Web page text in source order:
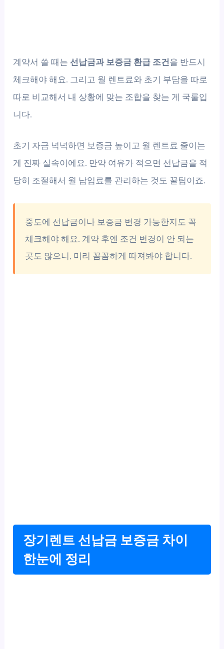
계약서 쓸 때는선납금과 보증금 환급 조건을 반드시
체크해야 해요. 그리고 월 렌트료와 초기 부담을 따로
따로 비교해서 내 상황에 맞는 조합을 찾는 게 국룰입
니다.
초기 자금 넉넉하면 보증금 높이고 월 렌트료 줄이는
게 진짜 실속이에요. 만약 여유가 적으면 선납금을 적
당히 조절해서 월 납입료를 관리하는 것도 꿀팁이죠.
중도에 선납금이나 보증금 변경 가능한지도 꼭
체크해야 해요. 계약 후엔 조건 변경이 안 되는
곳도 많으니, 미리 꼼꼼하게 따져봐야 합니다.
장기렌트 선납금 보증금 차이
한눈에 정리